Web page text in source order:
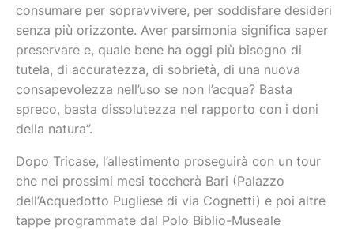
consumare per sopravvivere, per soddisfare desideri
senza più orizzonte. Aver parsimonia significa saper
preservare e, quale bene ha oggi più bisogno di
tutela, di accuratezza, di sobrietà, di una nuova
consapevolezza nell’uso se non l’acqua? Basta
spreco, basta dissolutezza nel rapporto con i doni
della natura”.
Dopo Tricase, l’allestimento proseguirà con un tour
che nei prossimi mesi toccherà Bari (Palazzo
dell’Acquedotto Pugliese di via Cognetti) e poi altre
tappe programmate dal Polo Biblio-Museale